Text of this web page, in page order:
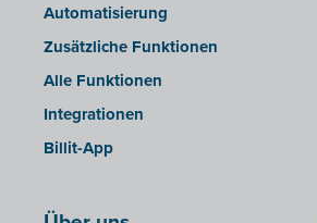
Automatisierung
Zusätzliche Funktionen
Alle Funktionen
Integrationen
Billit-App